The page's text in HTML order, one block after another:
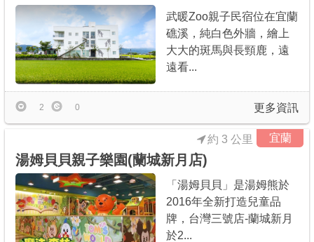
武暖Zoo親子民宿位在宜蘭
礁溪，純白色外牆，繪上
大大的斑馬與長頸鹿，遠
遠看...
更多資訊
2 0
宜蘭
湯姆貝貝親子樂園(蘭城新月店)
約 3 公里
「湯姆貝貝」是湯姆熊於
2016年全新打造兒童品
牌，台灣三號店-蘭城新月
於2...